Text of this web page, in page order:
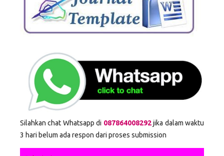
Silahkan chat Whatsapp di 087864008292jika dalam waktu
3 hari belum ada respon dari proses submission